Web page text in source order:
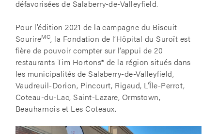
défavorisées de Salaberry-de-Valleyfield.
Pour l’édition 2021 de la campagne du Biscuit
SourireMC, la Fondation de l’Hôpital du Suroît est
fière de pouvoir compter sur l’appui de 20
restaurants Tim Hortons® de la région situés dans
les municipalités de Salaberry-de-Valleyfield,
Vaudreuil-Dorion, Pincourt, Rigaud, L’Île-Perrot,
Coteau-du-Lac, Saint-Lazare, Ormstown,
Beauharnois et Les Coteaux.